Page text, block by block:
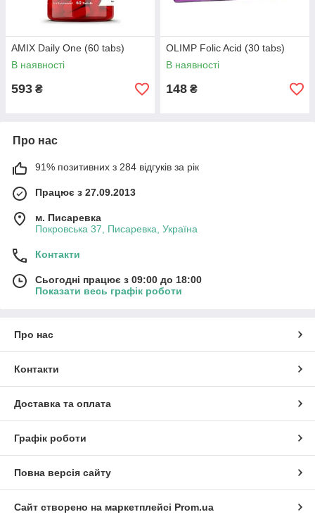
AMIX Daily One (60 tabs)
В наявності
593 ₴
OLIMP Folic Acid (30 tabs)
В наявності
148 ₴
Про нас
91% позитивних з 284 відгуків за рік
Працює з 27.09.2013
м. Писаревка
Покровська 37, Писаревка, Україна
Контакти
Сьогодні працює з 09:00 до 18:00
Показати весь графік роботи
Про нас
Контакти
Доставка та оплата
Графік роботи
Повна версія сайту
Сайт створено на маркетплейсі Prom.ua